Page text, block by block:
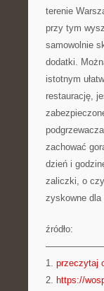
terenie
przy tym
samowolnie
dodatki.
istotnym
restaurację,
zachować
dzień i
zaliczki, o
zyskowne dla
źródło:
1. przeczytaj
2. https://